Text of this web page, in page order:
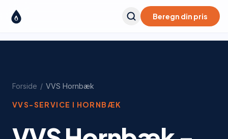
Beregn din pris
Forside / VVS Hornbæk
VVS-SERVICE I HORNBÆK